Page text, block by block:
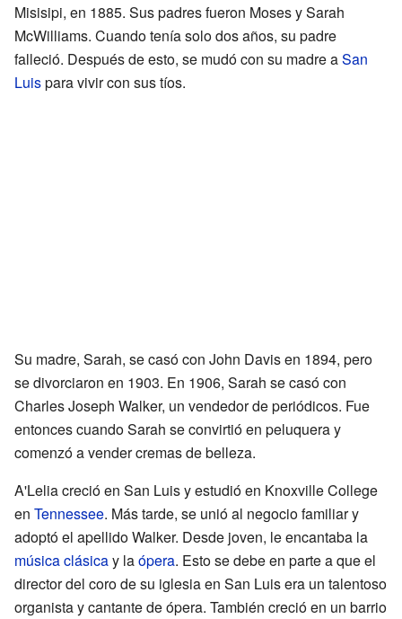
Misisipi, en 1885. Sus padres fueron Moses y Sarah
McWilliams. Cuando tenía solo dos años, su padre
falleció. Después de esto, se mudó con su madre aSan
Luispara vivir con sus tíos.
Su madre, Sarah, se casó con John Davis en 1894, pero
se divorciaron en 1903. En 1906, Sarah se casó con
Charles Joseph Walker, un vendedor de periódicos. Fue
entonces cuando Sarah se convirtió en peluquera y
comenzó a vender cremas de belleza.
A'Lelia creció en San Luis y estudió en Knoxville College
en Tennessee. Más tarde, se unió al negocio familiar y
adoptó el apellido Walker. Desde joven, le encantaba la
música clásicay laópera. Esto se debe en parte a que el
director del coro de su iglesia en San Luis era un talentoso
organista y cantante de ópera. También creció en un barrio